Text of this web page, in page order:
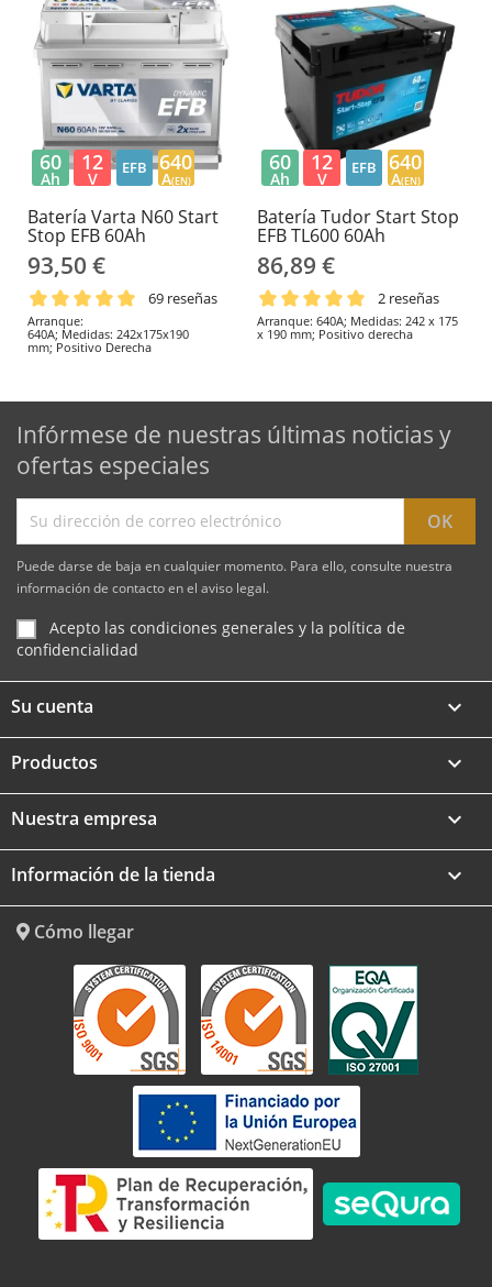
Batería Varta N60 Start
Stop EFB 60Ah
93,50 €
69 reseñas
Arranque:
640A; Medidas: 242x175x190
mm; Positivo Derecha
60
Ah
12
V
EFB 640
A(EN)
Batería Tudor Start Stop
EFB TL600 60Ah
86,89 €
2 reseñas
Arranque: 640A; Medidas: 242 x 175
x 190 mm; Positivo derecha
60
Ah
12
V
EFB 640
A(EN)
Infórmese de nuestras últimas noticias y
ofertas especiales
Puede darse de baja en cualquier momento. Para ello, consulte nuestra
información de contacto en el aviso legal.
Acepto las condiciones generales y la política de
confidencialidad
Su cuenta 
Productos 
Nuestra empresa 
Información de la tienda keyboard_arrow_down
Cómo llegar